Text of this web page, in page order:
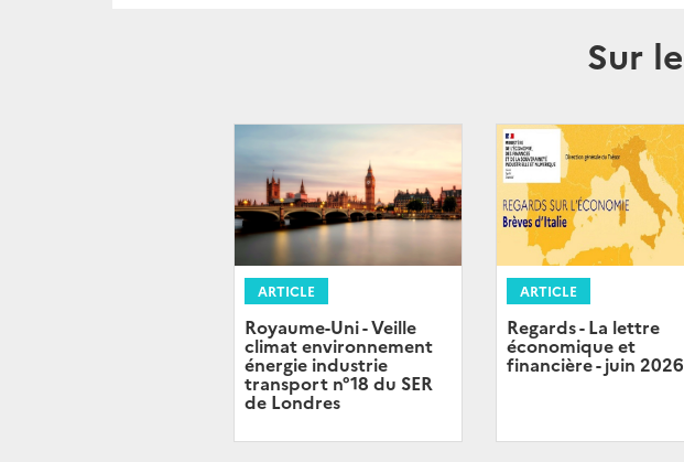
Sur
ARTICLE
Royaume-Uni - Veille
climat environnement
énergie industrie
transport n°18 du SER
de Londres
ARTICLE
Regards - La lettre
économique et
financière - juin 2026